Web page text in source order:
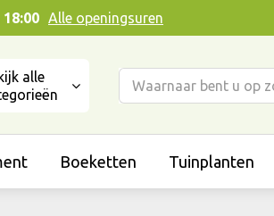
18:00 Alle openingsuren
alle
Boeketten Tuinplanten